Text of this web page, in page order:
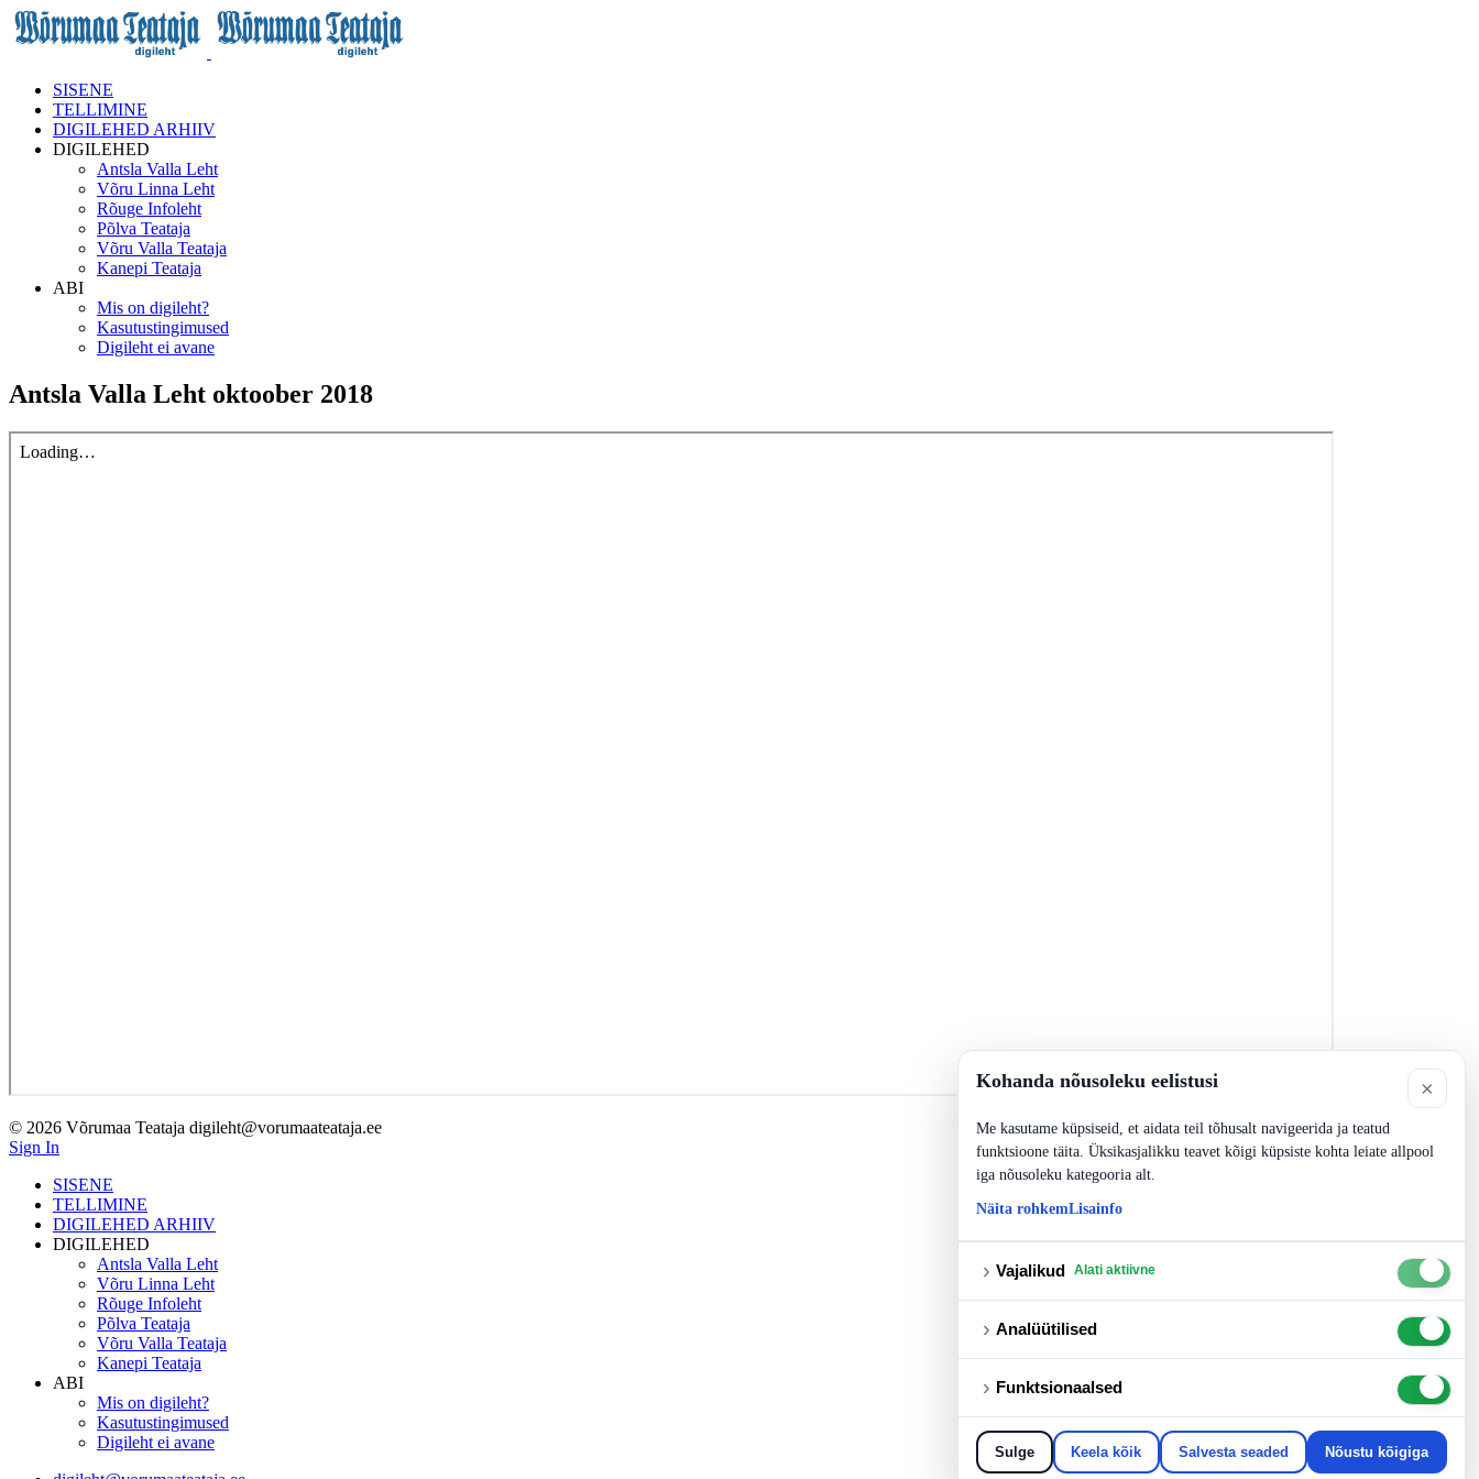
SISENE
TELLIMINE
DIGILEHED ARHIIV
DIGILEHED
Antsla Valla Leht
Võru Linna Leht
Rõuge Infoleht
Põlva Teataja
Võru Valla Teataja
Kanepi Teataja
ABI
Mis on digileht?
Kasutustingimused
Digileht ei avane
Antsla Valla Leht oktoober 2018
© 2026 Võrumaa Teataja digileht@vorumaateataja.ee
Sign In
SISENE
TELLIMINE
DIGILEHED ARHIIV
DIGILEHED
Antsla Valla Leht
Võru Linna Leht
Rõuge Infoleht
Põlva Teataja
Võru Valla Teataja
Kanepi Teataja
ABI
Mis on digileht?
Kasutustingimused
Digileht ei avane
Kohanda nõusoleku eelistusi ×
Me kasutame küpsiseid, et aidata teil tõhusalt navigeerida ja teatud
funktsioone täita. Üksikasjalikku teavet kõigi küpsiste kohta leiate allpool
iga nõusoleku kategooria alt.
Näita rohkemLisainfo
› Vajalikud Alati aktiivne
› Analüütilised
› Funktsionaalsed
Sulge Keela kõik Salvesta seaded Nõustu kõigiga